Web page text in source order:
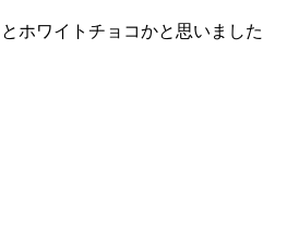
とホワイトチョコかと思いました